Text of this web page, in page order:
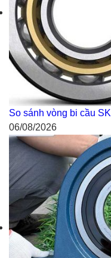
So sánh vòng bi cầu
06/08/2026